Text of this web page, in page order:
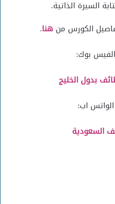
السيرة الذاتية.
الكورس من هنا.
بوك:
بدول الخليج
اب:
السعودية